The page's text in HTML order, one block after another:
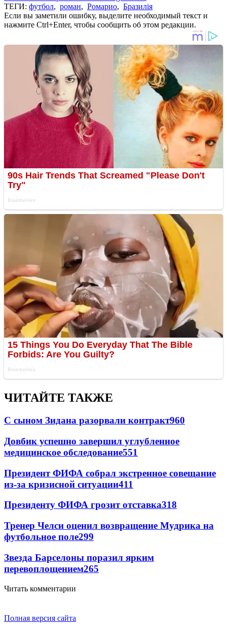
ТЕГИ: футбол, роман, Ромарио, Бразилія
Если вы заметили ошибку, выделите необходимый текст и
нажмите Ctrl+Enter, чтобы сообщить об этом редакции.
ЧИТАЙТЕ ТАКЖЕ
С сыном Зидана разорвали контракт960
Довбик успешно завершил углубленное
медицинское обследование551
Президент ФИФА собрал экстренное совещание
из-за кризисной ситуации411
Президенту ФИФА грозит отставка318
Тренер Челси оценил возвращение Мудрика на
футбольное поле299
Звезда Барселоны поразил ярким
перевоплощением265
Читать комментарии
Полная версия сайта